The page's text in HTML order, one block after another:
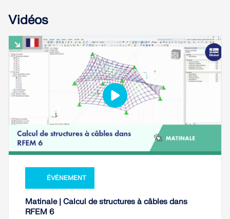
Vidéos
ÉVÉNEMENT
Matinale | Calcul de structures à câbles dans
RFEM 6